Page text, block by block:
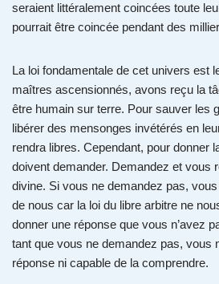
seraient littéralement coincées toute
pourrait être coincée pendant des
La loi fondamentale de cet univers est
maîtres ascensionnés, avons reçu la
être humain sur terre. Pour sauver les
libérer des mensonges invétérés en
rendra libres. Cependant, pour donner
doivent demander. Demandez et vous
divine. Si vous ne demandez pas,
de nous car la loi du libre arbitre ne
donner une réponse que vous n’avez
tant que vous ne demandez pas, vous
réponse ni capable de la comprendre.